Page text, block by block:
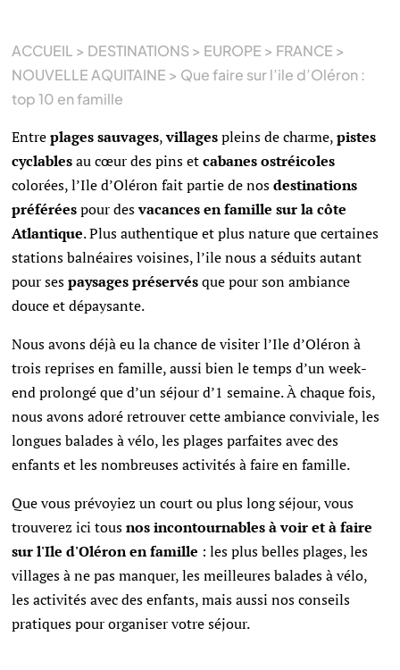
ACCUEIL > DESTINATIONS> EUROPE > FRANCE >
NOUVELLE AQUITAINE > Que faire sur l’ile d’Oléron :
top 10 en famille
Entreplages sauvages,villagespleins de charme,pistes
cyclablesau cœur des pins etcabanes ostréicoles
colorées, l’Ile d’Oléron fait partie de nosdestinations
préféréespour desvacances en famille sur la côte
Atlantique. Plus authentique et plus nature que certaines
stations balnéaires voisines, l’ile nous a séduits autant
pour sespaysages préservésque pour son ambiance
douce et dépaysante.
Nous avons déjà eu la chance de visiter l’Ile d’Oléron à
trois reprises en famille, aussi bien le temps d’un week-
end prolongé que d’un séjour d’1 semaine. À chaque fois,
nous avons adoré retrouver cette ambiance conviviale, les
longues balades à vélo, les plages parfaites avec des
enfants et les nombreuses activités à faire en famille.
Que vous prévoyiez un court ou plus long séjour, vous
trouverez ici tousnos incontournables à voir et à faire
sur l'Ile d'Oléron en famille : les plus belles plages, les
villages à ne pas manquer, les meilleures balades à vélo,
les activités avec des enfants, mais aussi nos conseils
pratiques pour organiser votre séjour.